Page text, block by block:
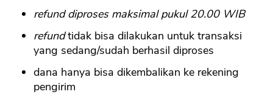
refund diproses maksimal pukul 20.00 WIB
refundtidak bisa dilakukan untuk transaksi
yang sedang/sudah berhasil diproses
dana hanya bisa dikembalikan ke rekening
pengirim